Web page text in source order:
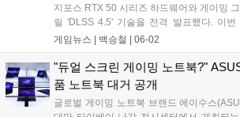
지포스 RTX 50 시리즈 하드웨어와 게이밍
릴 'DLSS 4.5' 기술을 전격 발표했다. 이번
100 FPS 이상의 AAA 게임 플레이를 지원
플레이 환경을 혁신할 고성능 생태계 구축
도화된 레이 트레이싱 기술과 신작 게임 11
되면서 한층 더 몰입감 넘치는 게임 그래픽
게임뉴스 | 백승철 | 06-02
"듀얼 스크린 게이밍 노트북?"
품 노트북 대거 공개
글로벌 게이밍 노트북 브랜드 에이수스